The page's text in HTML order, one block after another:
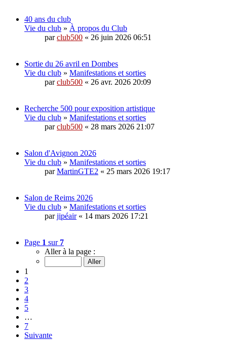
40 ans du club
Vie du club » À propos du Club
parclub500 « 26 juin 2026 06:51
Sortie du 26 avril en Dombes
Vie du club » Manifestations et sorties
parclub500 « 26 avr. 2026 20:09
Recherche 500 pour exposition artistique
Vie du club » Manifestations et sorties
parclub500 « 28 mars 2026 21:07
Salon d'Avignon 2026
Vie du club » Manifestations et sorties
parMartinGTE2 « 25 mars 2026 19:17
Salon de Reims 2026
Vie du club » Manifestations et sorties
parjipéair« 14 mars 2026 17:21
Page 1 sur 7
Aller à la page :
1
2
3
4
5
…
7
Suivante